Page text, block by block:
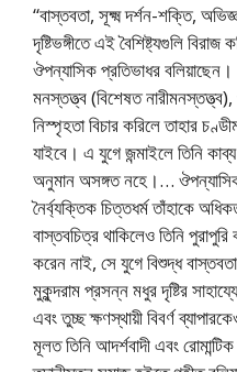
“বাস্তবতা, সূক্ষ্ম দর্শন-শক্তি,
দৃষ্টিভঙ্গীতে এই বৈশিষ্ট্যগুলি
ঔপন্যাসিক প্রতিভাধর
মনস্তত্ত্ব (বিশেষত
নিস্পৃহতা বিচার করিলে তাহার
যাইবে। এ যুগে জন্মাইলে তিনি
অনুমান অসঙ্গত নহে।…
নৈর্ব্যক্তিক চিত্তধর্ম তাঁহাকে
বাস্তবচিত্র থাকিলেও তিনি
করেন নাই, সে যুগে বিশুদ্ধ
মুকুন্দরাম প্রসন্ন মধুর দৃষ্টির
এবং তুচ্ছ ক্ষণস্থায়ী বিবর্ণ
মূলত তিনি আদর্শবাদী এবং